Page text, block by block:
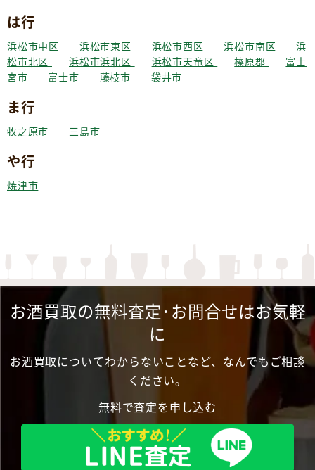
は行
浜松市中区 浜松市東区 浜松市西区 浜松市南区
浜
松市北区
浜松市浜北区 浜松市天竜区 榛原郡
富士
宮市
富士市 藤枝市 袋井市
ま行
牧之原市 三島市
や行
焼津市
お酒買取の無料査定･お問合せはお気軽
に
お酒買取についてわからないことなど、なんでもご相談
ください。
無料で査定を申し込む